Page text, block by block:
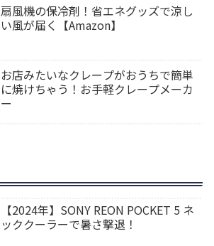
扇風機の保冷剤！省エネグッズで涼し
い風が届く【Amazon】
お店みたいなクレープがおうちで簡単
に焼けちゃう！お手軽クレープメーカ
ー
【2024年】SONY REON POCKET 5 ネ
ッククーラーで暑さ撃退！